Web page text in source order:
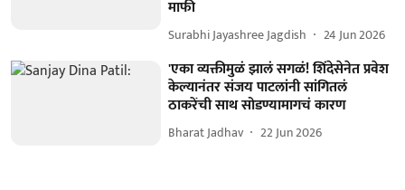
माफी
Surabhi Jayashree Jagdish 24 Jun 2026
'एका व्यक्तीमुळं झालं सगळं! शिंदेसेनेत प्रवेश
केल्यानंतर संजय पाटलांनी सांगितलं
ठाकरेंची साथ सोडण्यामागचं कारण
Bharat Jadhav 22 Jun 2026